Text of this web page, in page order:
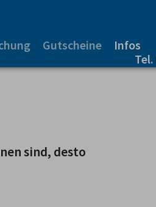
Gutscheine
Infos
Tel.
Warenkorb ist leer
sind, desto